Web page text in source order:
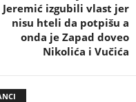
Jeremić izgubili vlast jer
nisu hteli da potpišu a
onda je Zapad doveo
Nikolića i Vučića